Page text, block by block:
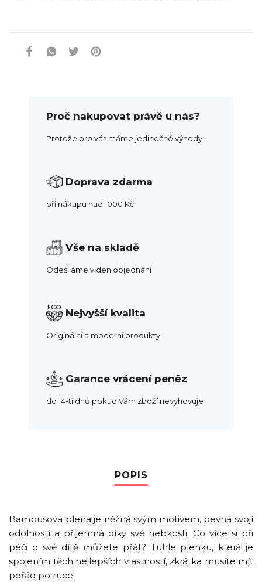
Proč nakupovat právě u nás?
Protože pro vás máme jedinečné výhody.
Doprava zdarma
při nákupu nad 1000 Kč
Vše na skladě
Odesíláme v den objednání
Nejvyšší kvalita
Originální a moderní produkty
Garance vrácení peněz
do 14-ti dnů pokud Vám zboží nevyhovuje
Bambusová plena je něžná svým motivem, pevná svojí
odolností a příjemná díky své hebkosti. Co více si při
péči o své dítě můžete přát? Tuhle plenku, která je
spojením těch nejlepších vlastností, zkrátka musíte mít
pořád po ruce!